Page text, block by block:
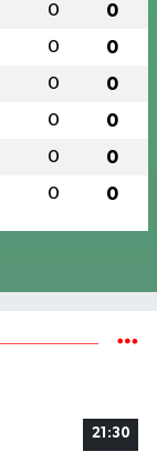
0 0
0 0
0 0
0 0
0 0
0 0
21:30